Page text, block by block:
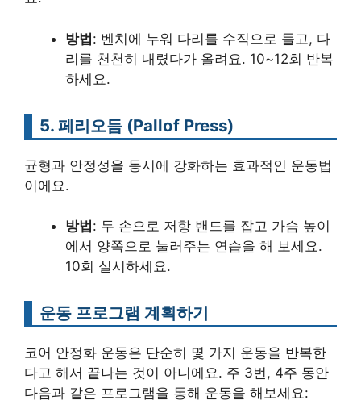
방법: 벤치에 누워 다리를 수직으로 들고, 다
리를 천천히 내렸다가 올려요. 10~12회 반복
하세요.
5. 페리오듬 (Pallof Press)
균형과 안정성을 동시에 강화하는 효과적인 운동법
이에요.
방법 : 두 손으로 저항 밴드를 잡고 가슴 높이
에서 양쪽으로 눌러주는 연습을 해 보세요.
10회 실시하세요.
운동 프로그램 계획하기
코어 안정화 운동은 단순히 몇 가지 운동을 반복한
다고 해서 끝나는 것이 아니에요. 주 3번, 4주 동안
다음과 같은 프로그램을 통해 운동을 해보세요: